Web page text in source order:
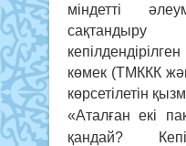
міндетті
көмек (ТМККК
көрсетілетін
«Аталған екі
қандай?